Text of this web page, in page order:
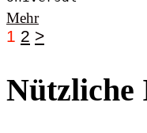
Mehr
1 2 >
Nützliche